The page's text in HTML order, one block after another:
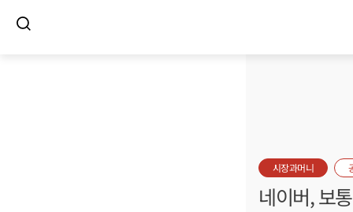
시장과머니
네이버, 보